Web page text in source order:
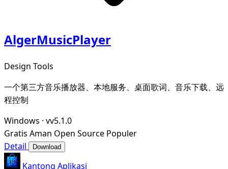
AlgerMusicPlayer
Design Tools
一个第三方音乐播放器、本地服务、桌面歌词、音乐下载、远
程控制
Windows · vv5.1.0
Gratis Aman Open Source Populer
Detail
Download
Kantong Aplikasi